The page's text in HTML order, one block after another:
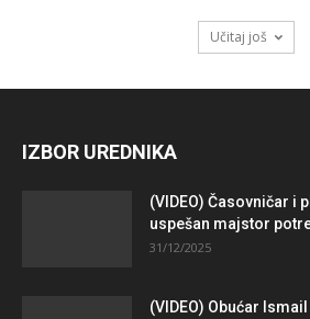
Učitaj još
IZBOR UREDNIKA
(VIDEO) Časovničar i
uspešan majstor
31/12/2025
(VIDEO) Obućar